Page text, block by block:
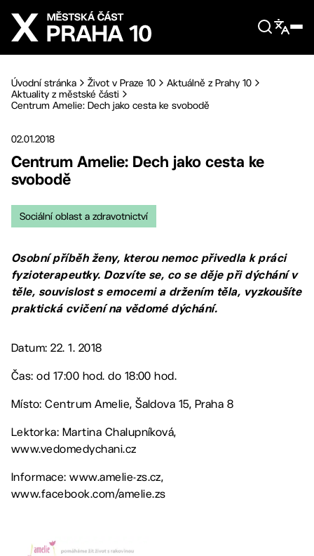
Přejít na hlavní obsah
Úvodní stránka Život v Praze 10
Aktuálně z Prahy 10
Aktuality z městské části
Centrum Amelie: Dech jako cesta ke svobodě
02.01.2018
Centrum Amelie: Dech jako cesta ke
svobodě
Sociální oblast a zdravotnictví
Osobní příběh ženy, kterou nemoc přivedla k práci
fyzioterapeutky. Dozvíte se, co se děje při dýchání v
těle, souvislost s emocemi a držením těla, vyzkoušíte
praktická cvičení na vědomé dýchání.
Datum: 22. 1. 2018
Čas: od 17:00 hod. do 18:00 hod.
Místo: Centrum Amelie, Šaldova 15, Praha 8
Lektorka: Martina Chalupníková,
www.vedomedychani.cz
Informace: www.amelie-zs.cz,
www.facebook.com/amelie.zs